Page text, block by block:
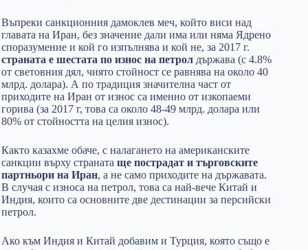
Въпреки санкционния дамоклев меч, който виси над
главата на Иран, без значение дали има или няма Ядрено
споразумение и кой го изпълнява и кой не, за 2017 г.
страната е шестата по износ на петрол държава (с 4.8%
от световния дял, чиято стойност се равнява на около 40
млрд. долара). А по традиция значителна част от
приходите на Иран от износ са именно от изкопаеми
горива (за 2017 г, това са около 48-49 млрд. долара или
80% от стойността на целия износ).
Както казахме обаче, с налагането на американските
санкции върху страната ще пострадат и търговските
партньори на Иран, а не само приходите на държавата.
В случая с износа на петрол, това са най-вече Китай и
Индия, които са основните две дестинации за персийски
петрол.
Ако към Индия и Китай добавим и Турция, която също е